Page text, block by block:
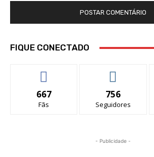
FIQUE CONECTADO
667
Fãs
756
Seguidores
- Publicidade -